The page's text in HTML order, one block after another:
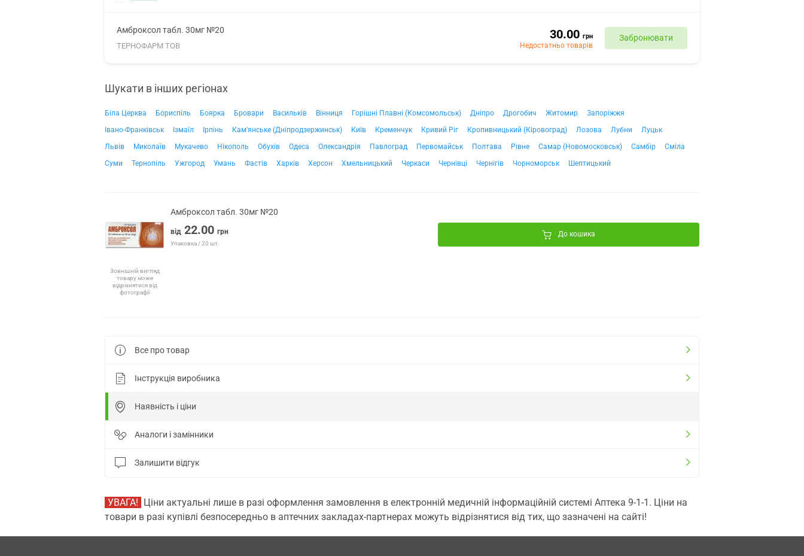
Амброксол табл. 30мг №20
ТЕРНОФАРМ ТОВ
30.00 грн
Недостатньо товарів
Забронювати
Шукати в інших регіонах
Біла Церква Бориспіль Боярка Бровари Васильків Вінниця Горішні Плавні (Комсомольськ) Дніпро Дрогобич Житомир
Запоріжжя
Івано-Франківськ
Ізмаїл Ірпінь Кам'янське (Дніпродзержинськ) Київ Кременчук Кривий Ріг Кропивницький (Кіровоград) Лозова Лубни
Луцьк
Львів
Миколаїв Мукачево Нікополь Обухів Одеса Олександрія Павлоград Первомайськ Полтава Рівне Самар (Новомосковськ) Самбір
Сміла
Суми
Тернопіль Ужгород Умань Фастів Харків Херсон Хмельницький Черкаси Чернівці Чернігів Чорноморськ Шептицький
Зовнішній вигляд
товару може
відрізнятися від
фотографії
Амброксол табл. 30мг №20
від 22.00 грн
Упаковка / 20 шт.
До кошика
Все про товар
Інструкція виробника
Наявність і ціни
Аналоги і замінники
Залишити відгук
УВАГА! Ціни актуальні лише в разі оформлення замовлення в електронній медичній інформаційній системі Аптека 9-1-1. Ціни на
товари в разі купівлі безпосередньо в аптечних закладах-партнерах можуть відрізнятися від тих, що зазначені на сайті!